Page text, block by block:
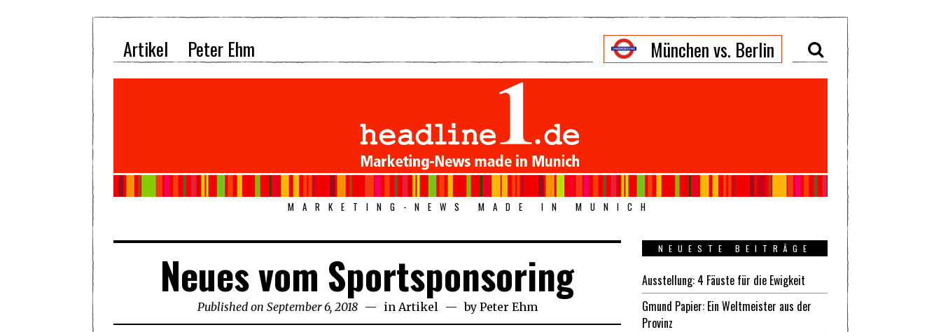
Artikel München vs. Berlin
Peter Ehm
MARKETING-NEWS MADE IN MUNICH
Neues vom Sportsponsoring
Published on September 6, 2018September
20,
in Artikel by Peter Ehm
NEUESTE BEITRÄGE
Ausstellung: 4 Fäuste für die Ewigkeit
Gmund Papier: Ein Weltmeister aus der
Provinz